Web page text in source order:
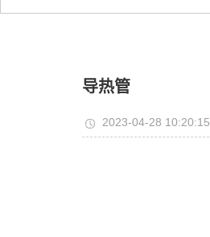
导热管
2023-04-28 10:20:15